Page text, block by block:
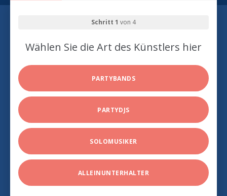
Schritt 1 von 4
Wählen Sie die Art des Künstlers hier
PARTYBANDS
PARTYDJS
SOLOMUSIKER
ALLEINUNTERHALTER